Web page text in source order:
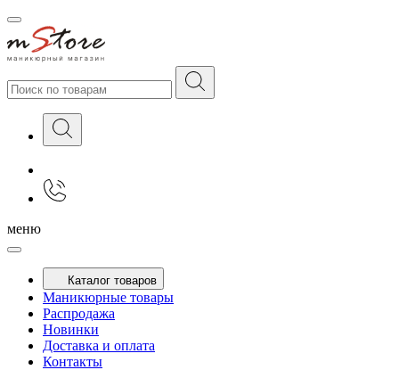
меню
Каталог товаров
Маникюрные товары
Распродажа
Новинки
Доставка и оплата
Контакты